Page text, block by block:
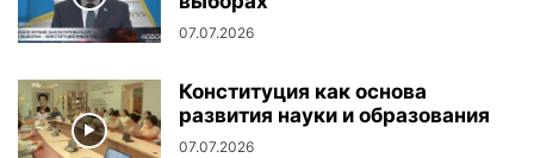
07.07.2026
Конституция как основа
развития науки и образования
07.07.2026